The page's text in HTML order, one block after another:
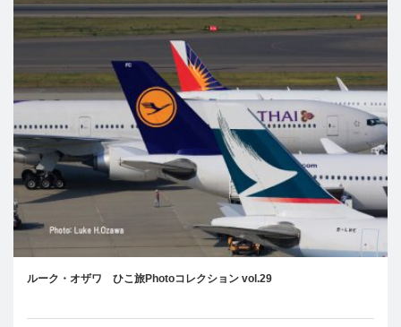
ルーク・オザワ ひこ旅Photoコレクション vol.29